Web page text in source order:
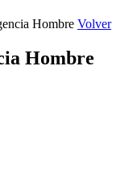
Hombre Volver
Hombre